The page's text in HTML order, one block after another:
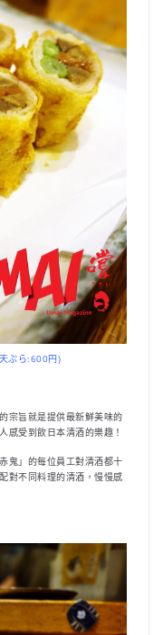
ぷら:600円)
宗旨就是提供最新鮮美味的
感受到飲日本清酒的樂趣！
鬼」的每位員工對清酒都十
對不同料理的清酒，慢慢感